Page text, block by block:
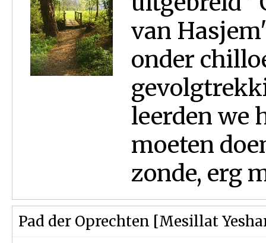
van
onder
leerden we
moeten
zonde, erg
Pad der Oprechten [Mesillat